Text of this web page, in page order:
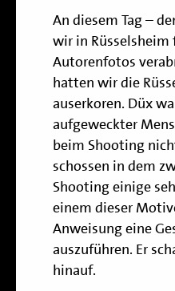
An diesem Tag –
wir in Rüsselsheim
Autorenfotos
hatten wir die
auserkoren. Düx
aufgeweckter
beim Shooting
schossen in dem
Shooting einige
einem dieser
Anweisung eine
auszuführen. Er
hinauf.